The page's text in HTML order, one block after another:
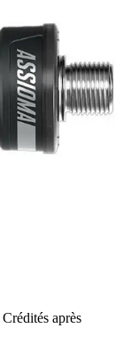
Crédités après